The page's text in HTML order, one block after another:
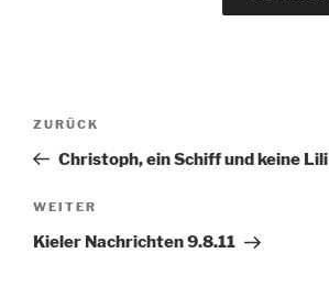
Beitragsnavigation
Vorheriger
Beitrag
ZURÜCK
Christoph, ein Schiff und keine Lili
Nächster
Beitrag
WEITER
Kieler Nachrichten 9.8.11